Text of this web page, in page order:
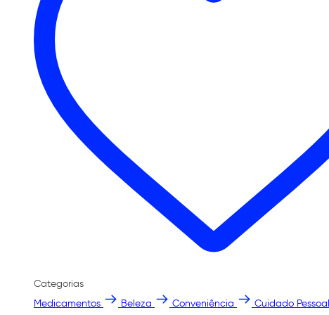
Categorias
Medicamentos
Beleza Conveniência Cuidado Pessoal